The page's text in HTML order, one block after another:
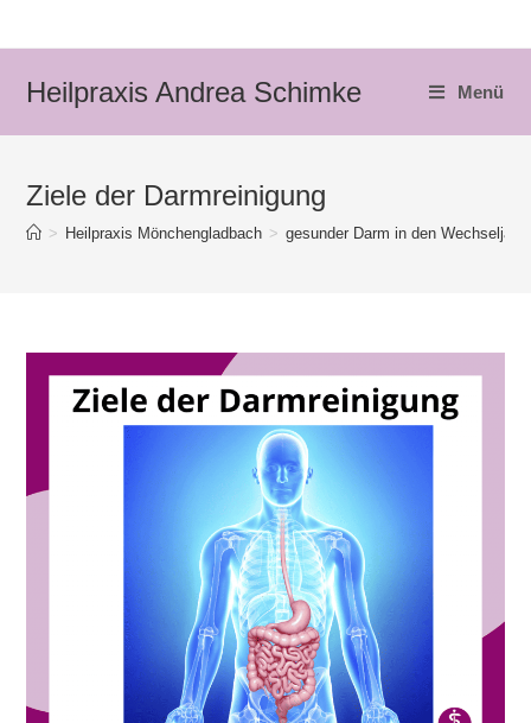
Heilpraxis Andrea Schimke Menü
Ziele der Darmreinigung
> Heilpraxis Mönchengladbach > gesunder Darm in den